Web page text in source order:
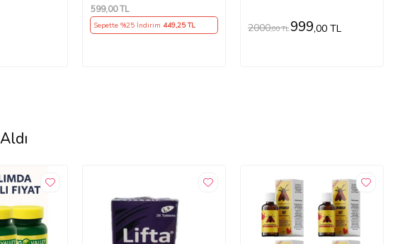
599,00 TL
Sepette %25 İndirim 449,25 TL
(50 PORSİYON)
2000,00 TL 999,00 TL